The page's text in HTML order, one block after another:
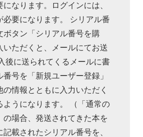
になります。ログインには、
必要になります。 シリアル番
ボタン「シリアル番号を購
いただくと、メールにてお送
後に送られてくるメールに書
号を「新規ユーザー登録」
の情報とともに入力いただく
ようになります。 （「通常の
の場合、発送されてきた本を
記載されたシリアル番号を、